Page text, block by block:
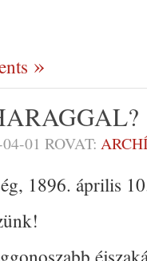
01 ROVAT:
1896. április